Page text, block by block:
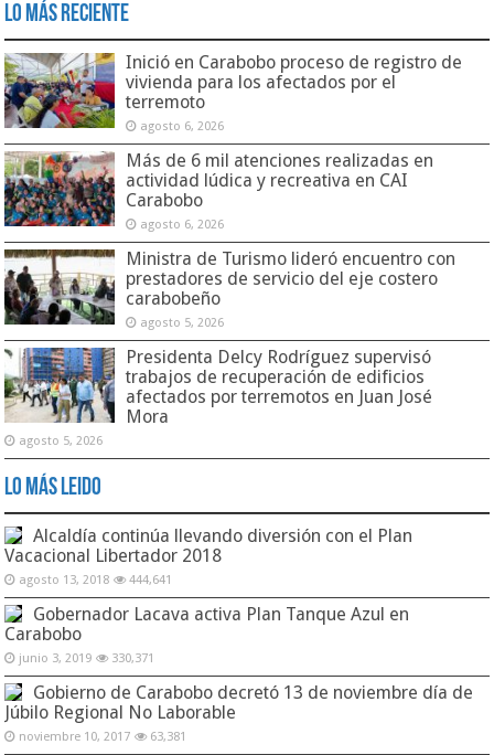
Lo Más Reciente
Inició en Carabobo proceso de registro de
vivienda para los afectados por el
terremoto
agosto 6, 2026
Más de 6 mil atenciones realizadas en
actividad lúdica y recreativa en CAI
Carabobo
agosto 6, 2026
Ministra de Turismo lideró encuentro con
prestadores de servicio del eje costero
carabobeño
agosto 5, 2026
Presidenta Delcy Rodríguez supervisó
trabajos de recuperación de edificios
afectados por terremotos en Juan José
Mora
agosto 5, 2026
Lo Más Leido
Alcaldía continúa llevando diversión con el Plan
Vacacional Libertador 2018
agosto 13, 2018 444,641
Gobernador Lacava activa Plan Tanque Azul en
Carabobo
junio 3, 2019 330,371
Gobierno de Carabobo decretó 13 de noviembre día de
Júbilo Regional No Laborable
noviembre 10, 2017 63,381